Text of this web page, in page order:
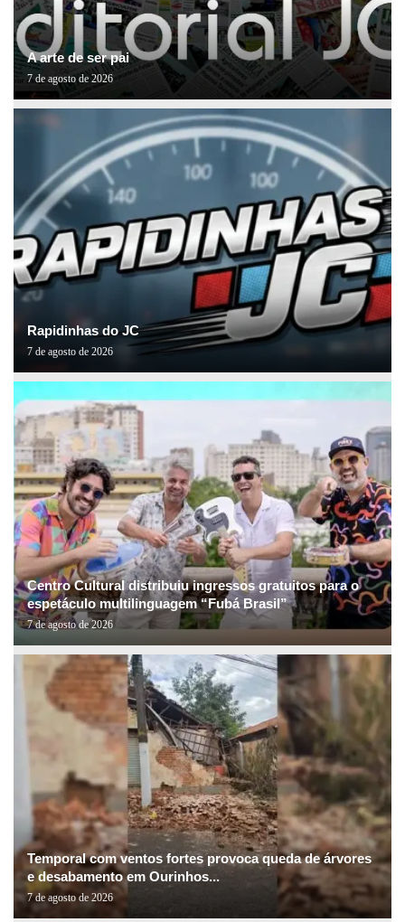
A arte de ser pai
7 de agosto de 2026
Rapidinhas do JC
7 de agosto de 2026
Centro Cultural distribuiu ingressos gratuitos para o
espetáculo multilinguagem “Fubá Brasil”
7 de agosto de 2026
Temporal com ventos fortes provoca queda de árvores
e desabamento em Ourinhos...
7 de agosto de 2026